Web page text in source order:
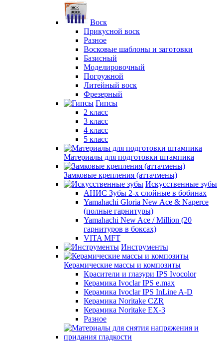
Воск
Прикусной воск
Разное
Восковые шаблоны и заготовки
Базисный
Моделировочный
Погружной
Литейный воск
Фрезерный
Гипсы
2 класс
3 класс
4 класс
5 класс
Материалы для подготовки штампика
Замковые крепления (аттачмены)
Искусственные зубы
АНИС Зубы 2-х слойные в бобинах
Yamahachi Gloria New Ace & Naperce
(полные гарнитуры)
Yamahachi New Ace / Million (20
гарнитуров в боксах)
VITA MFT
Инструменты
Керамические массы и композиты
Красители и глазури IPS Ivocolor
Керамика Ivoclar IPS e.max
Керамика Ivoclar IPS InLine A-D
Керамика Noritake CZR
Керамика Noritake EX-3
Разное